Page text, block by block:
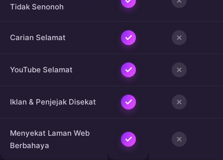
Tidak Senonoh
Carian Selamat
YouTube Selamat
Iklan & Penjejak Disekat
Menyekat Laman Web
Berbahaya